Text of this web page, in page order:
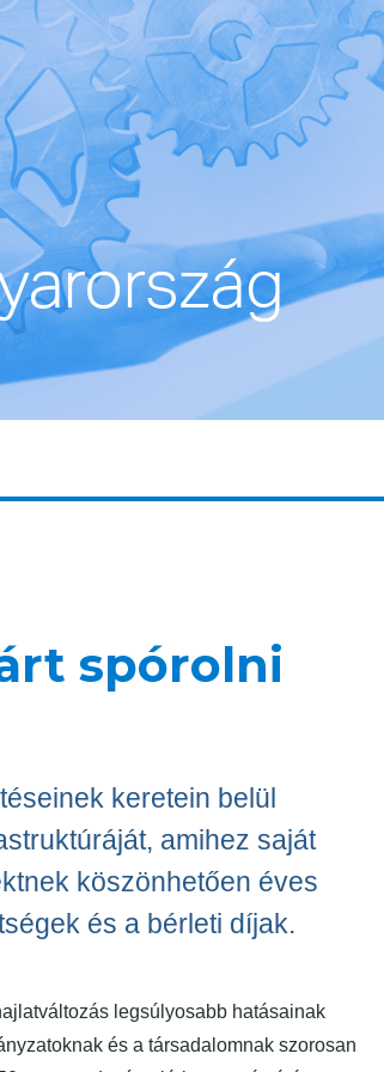
spórolni
keretein belül
amihez saját
köszönhetően éves
és a bérleti díjak.
legsúlyosabb hatásainak
és a társadalomnak szorosan